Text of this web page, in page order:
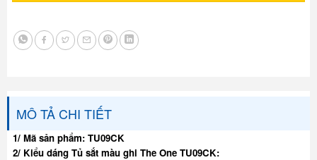
MÔ TẢ CHI TIẾT
1/ Mã sản phẩm: TU09CK
2/ Kiểu dáng Tủ sắt màu ghi The One TU09CK: